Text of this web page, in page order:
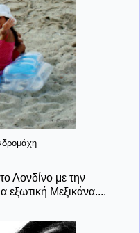
Λονδίνο με την
εξωτική Μεξικάνα....